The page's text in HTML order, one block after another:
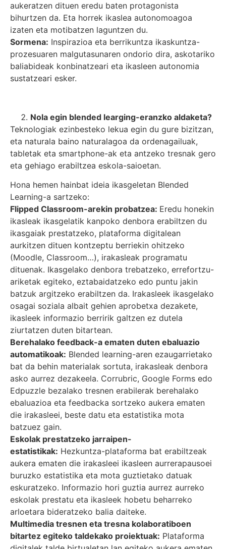
aukeratzen dituen eredu baten protagonista
bihurtzen da. Eta horrek ikaslea autonomoagoa
izaten eta motibatzen laguntzen du.
Sormena: Inspirazioa eta berrikuntza ikaskuntza-
prozesuaren malgutasunaren ondorio dira, askotariko
baliabideak konbinatzeari eta ikasleen autonomia
sustatzeari esker.
Nola egin blended learging-eranzko aldaketa?
Teknologiak ezinbesteko lekua egin du gure bizitzan,
eta naturala baino naturalagoa da ordenagailuak,
tabletak eta smartphone-ak eta antzeko tresnak gero
eta gehiago erabiltzea eskola-saioetan.
Hona hemen hainbat ideia ikasgeletan Blended
Learning-a sartzeko:
Flipped Classroom-arekin probatzea: Eredu honekin
ikasleak ikasgelatik kanpoko denbora erabiltzen du
ikasgaiak prestatzeko, plataforma digitalean
aurkitzen dituen kontzeptu berriekin ohitzeko
(Moodle, Classroom…), irakasleak programatu
dituenak. Ikasgelako denbora trebatzeko, errefortzu-
ariketak egiteko, eztabaidatzeko edo puntu jakin
batzuk argitzeko erabiltzen da. Irakasleek ikasgelako
osagai soziala albait gehien aprobetxa dezakete,
ikasleek informazio berririk galtzen ez dutela
ziurtatzen duten bitartean.
Berehalako feedback-a ematen duten ebaluazio
automatikoak: Blended learning-aren ezaugarrietako
bat da behin materialak sortuta, irakasleak denbora
asko aurrez dezakeela. Corrubric, Google Forms edo
Edpuzzle bezalako tresnen erabilerak berehalako
ebaluazioa eta feedbacka sortzeko aukera ematen
die irakasleei, beste datu eta estatistika mota
batzuez gain.
Eskolak prestatzeko jarraipen-
estatistikak: Hezkuntza-plataforma bat erabiltzeak
aukera ematen die irakasleei ikasleen aurrerapausoei
buruzko estatistika eta mota guztietako datuak
eskuratzeko. Informazio hori guztia aurrez aurreko
eskolak prestatu eta ikasleek hobetu beharreko
arloetara bideratzeko balia daiteke.
Multimedia tresnen eta tresna kolaboratiboen
bitartez egiteko taldekako proiektuak: Plataforma